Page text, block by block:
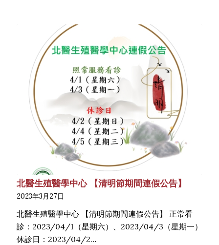
北醫生殖醫學中心 【清明節期間連假公告】
2023年3月27日
北醫生殖醫學中心 【清明節期間連假公告】 正常看
診：2023/04/1（星期六）、2023/04/3（星期一）
休診日：2023/04/2…